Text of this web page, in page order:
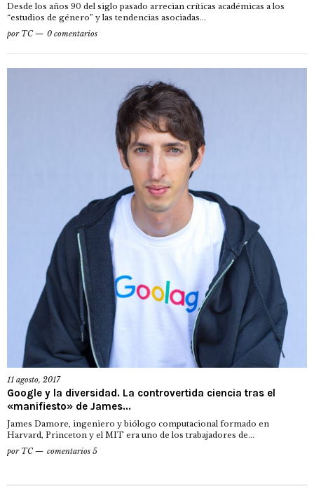
Desde los años 90 del siglo pasado arrecian críticas académicas a los
“estudios de género” y las tendencias asociadas...
por TC 0 comentarios
11 agosto, 2017
Google y la diversidad. La controvertida ciencia tras el
«manifiesto» de James...
James Damore, ingeniero y biólogo computacional formado en
Harvard, Princeton y el MIT era uno de los trabajadores de...
por TC comentarios 5